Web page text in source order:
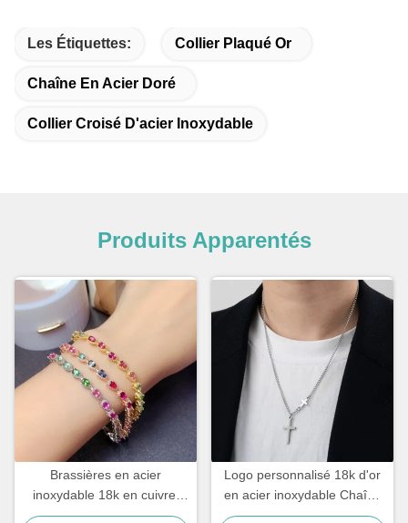
Les Étiquettes: Collier Plaqué Or
Chaîne En Acier Doré
Collier Croisé D'acier Inoxydable
Produits Apparentés
Brassières en acier
inoxydable 18k en cuivre,
zircon, diamant, or, bracelet
Logo personnalisé 18k d'or
en acier inoxydable Chaîne
Homme Bijoux Croix